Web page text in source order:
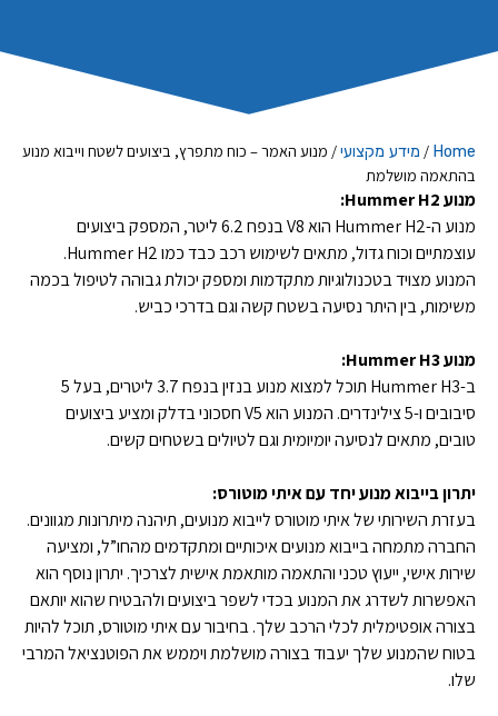
Home
/ מידע מקצועי/ מנוע האמר – כוח מתפרץ, ביצועים לשטח וייבוא מנוע
בהתאמה מושלמת
מנוע Hummer H2:
מנוע ה-Hummer H2 הוא V8 בנפח 6.2 ליטר, המספק ביצועים
עוצמתיים וכוח גדול, מתאים לשימוש רכב כבד כמו Hummer H2.
המנוע מצויד בטכנולוגיות מתקדמות ומספק יכולת גבוהה לטיפול בכמה
משימות, בין היתר נסיעה בשטח קשה וגם בדרכי כביש.
מנוע Hummer H3:
ב-Hummer H3 תוכל למצוא מנוע בנזין בנפח 3.7 ליטרים, בעל 5
סיבובים ו-5 צילינדרים. המנוע הוא V5 חסכוני בדלק ומציע ביצועים
טובים, מתאים לנסיעה יומיומית וגם לטיולים בשטחים קשים.
יתרון בייבוא מנוע יחד עם איתי מוטורס:
בעזרת השירותי של איתי מוטורס לייבוא מנועים, תיהנה מיתרונות מגוונים.
החברה מתמחה בייבוא מנועים איכותיים ומתקדמים מהחו”ל, ומציעה
שירות אישי, ייעוץ טכני והתאמה מותאמת אישית לצרכיך. יתרון נוסף הוא
האפשרות לשדרג את המנוע בכדי לשפר ביצועים ולהבטיח שהוא יותאם
בצורה אופטימלית לכלי הרכב שלך. בחיבור עם איתי מוטורס, תוכל להיות
בטוח שהמנוע שלך יעבוד בצורה מושלמת ויממש את הפוטנציאל המרבי
שלו.